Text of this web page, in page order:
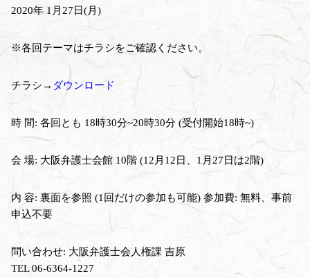
2020年 1月27日(月)
※各回テーマはチラシをご確認ください。
チラシ→ ダウンロード
時 間: 各回とも 18時30分~20時30分 (受付開始18時~)
会 場: 大阪弁護士会館 10階 (12月12日、1月27日は2階)
内 容: 裏面を参照 (1回だけの参加も可能) 参加費: 無料、事前
申込不要
問い合わせ: 大阪弁護士会人権課 吉原
TEL 06-6364-1227